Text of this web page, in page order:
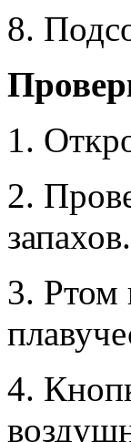
8.
1.
2.
запахов.
3. Ртом
4.